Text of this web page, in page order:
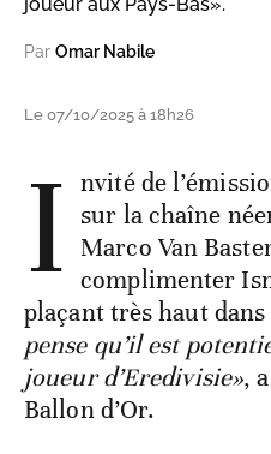
joueur aux Pays-Bas».
Par Omar Nabile
Le 07/10/2025 à 18h26
I nvité de
sur la chaîne
Marco Van
complimenter
plaçant très haut
pense qu’il est
joueur d’Eredivisie»,
Ballon d’Or.